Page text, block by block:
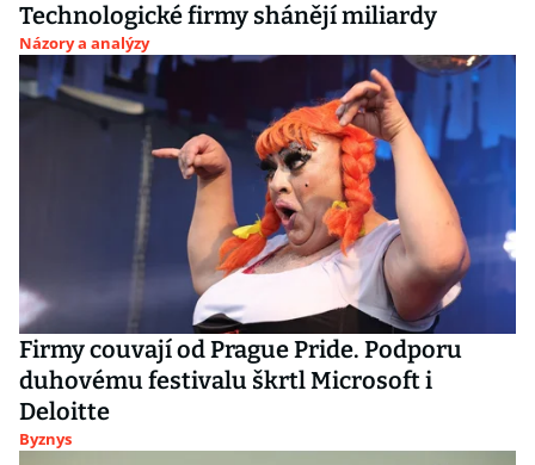
Technologické firmy shánějí miliardy
Názory a analýzy
Firmy couvají od Prague Pride. Podporu
duhovému festivalu škrtl Microsoft i
Deloitte
Byznys